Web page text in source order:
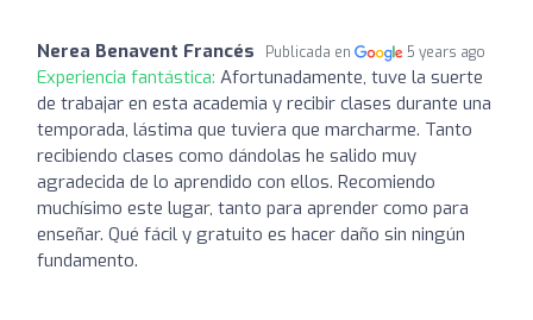
Nerea Benavent Francés Publicada en 5 years ago
Experiencia fantástica: Afortunadamente, tuve la suerte
de trabajar en esta academia y recibir clases durante una
temporada, lástima que tuviera que marcharme. Tanto
recibiendo clases como dándolas he salido muy
agradecida de lo aprendido con ellos. Recomiendo
muchísimo este lugar, tanto para aprender como para
enseñar. Qué fácil y gratuito es hacer daño sin ningún
fundamento.